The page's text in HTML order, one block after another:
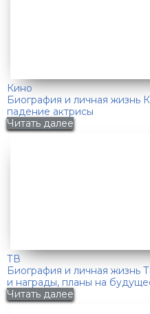
Кино
Биография и личная жизнь
падение актрисы
Читать далее
ТВ
Биография и личная жизнь
и награды, планы на
Читать далее